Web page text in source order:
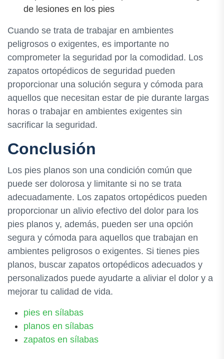
de lesiones en los pies
Cuando se trata de trabajar en ambientes
peligrosos o exigentes, es importante no
comprometer la seguridad por la comodidad. Los
zapatos ortopédicos de seguridad pueden
proporcionar una solución segura y cómoda para
aquellos que necesitan estar de pie durante largas
horas o trabajar en ambientes exigentes sin
sacrificar la seguridad.
Conclusión
Los pies planos son una condición común que
puede ser dolorosa y limitante si no se trata
adecuadamente. Los zapatos ortopédicos pueden
proporcionar un alivio efectivo del dolor para los
pies planos y, además, pueden ser una opción
segura y cómoda para aquellos que trabajan en
ambientes peligrosos o exigentes. Si tienes pies
planos, buscar zapatos ortopédicos adecuados y
personalizados puede ayudarte a aliviar el dolor y a
mejorar tu calidad de vida.
pies en sílabas
planos en sílabas
zapatos en sílabas